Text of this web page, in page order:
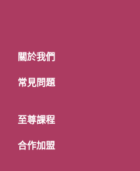
關於我們
常見問題
至尊課程
合作加盟